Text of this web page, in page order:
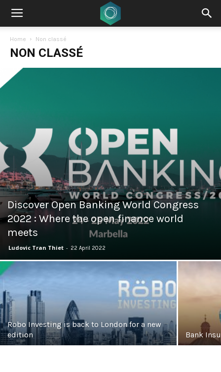
Home Non classé
NON CLASSÉ
Discover Open Banking World Congress
2022 : Where the open finance world
meets
Ludovic Tran Thiet - 22 April 2022
Robo Investing is back to London for a new
edition
Bank